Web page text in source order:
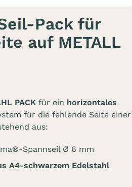
Pack für
auf METALL
PACK für ein horizontales
für die fehlende Seite einer
aus:
Spannseil Ø 6 mm
A4-schwarzem Edelstahl